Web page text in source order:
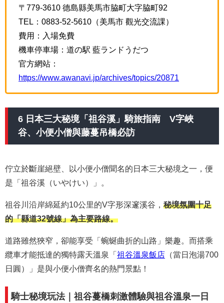
〒779-3610 德島縣美馬市脇町大字脇町92
TEL：0883-52-5610（美馬市 觀光交流課）
費用：入場免費
機車停車場：道の駅 藍ランドうだつ
官方網站：
https://www.awanavi.jp/archives/topics/20871
6 日本三大秘境「祖谷溪」騎旅指南 V字峽
谷、小便小僧與藤蔓吊橋必訪
佇立於斷崖絕壁、以小便小僧聞名的日本三大秘境之一，便
是「祖谷溪（いやけい）」。
祖谷川沿岸綿延約10公里的V字形深邃溪谷， 秘境氛圍十足
的「縣道32號線」為主要路線。
道路雖然狹窄，卻能享受「蜿蜒曲折的山路」樂趣。而搭乘
纜車才能抵達的獨特露天溫泉「 祖谷溫泉飯店 （當日泡湯700
日圓）」是與小便小僧齊名的熱門景點！
騎士秘境玩法｜祖谷蔓橋刺激體驗與祖谷溫泉一日